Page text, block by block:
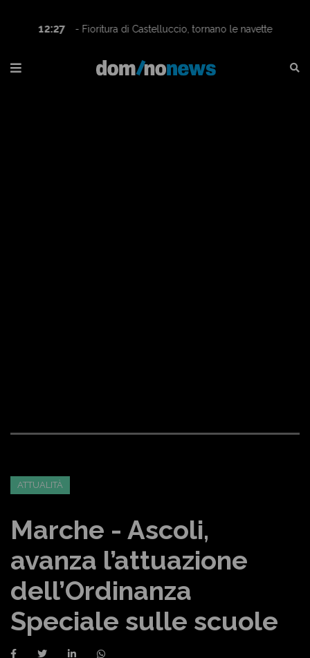
12:27
- Fioritura di Castelluccio, tornano le navette
ATTUALITÀ
Marche - Ascoli,
avanza l’attuazione
dell’Ordinanza
Speciale sulle scuole